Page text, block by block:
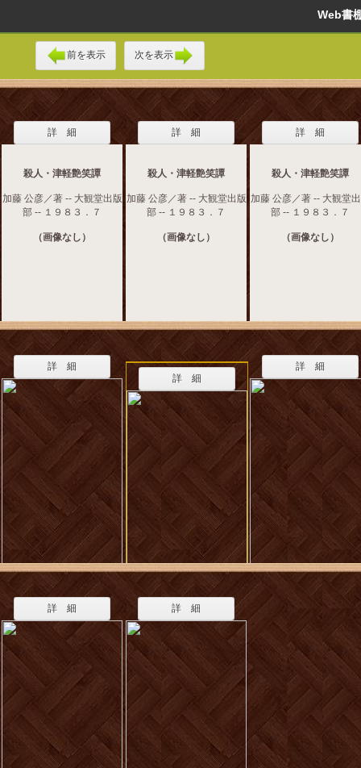
Web
前を表示 次を表示
詳 細
殺人・津軽艶笑譚
加藤 公彦／著 -- 大観堂出版
部 -- １９８３．７
（画像なし）
詳 細
殺人・津軽艶笑譚
加藤 公彦／著 -- 大観堂出版
部 -- １９８３．７
（画像なし）
詳 細
殺人・津軽艶笑譚
加藤 公彦／著 -- 大観堂
部 -- １９８３．７
（画像なし）
詳 細
詳 細
詳 細
詳 細 詳 細